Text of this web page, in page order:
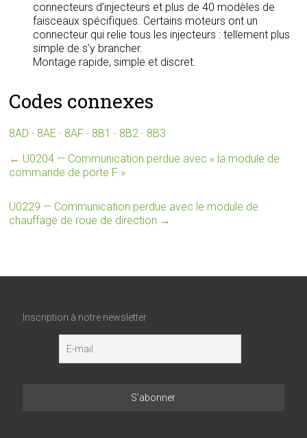
connecteurs d’injecteurs et plus de 40 modèles de
faisceaux spécifiques. Certains moteurs ont un
connecteur qui relie tous les injecteurs : tellement plus
simple de s’y brancher.
Montage rapide, simple et discret.
Codes connexes
8AD · 8AE · 8AF · 8B1 · 8B2 · 8B3
← U0204 — Communication perdue avec « la module de
commande de porte F »
U0229 — Communication perdue avec le module de
chauffage de roue de direction →
Inscription à notre newsletter